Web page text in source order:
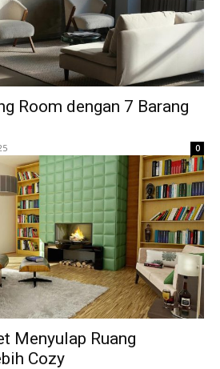
Room dengan 7 Barang
0
Menyulap Ruang
Cozy